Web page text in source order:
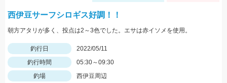
西伊豆サーフシロギス好調！！
朝方アタリが多く、投点は2～3色でした。エサは赤イソメを使用。
釣行日
2022/05/11
釣行時間
05:30～09:30
釣場
西伊豆周辺